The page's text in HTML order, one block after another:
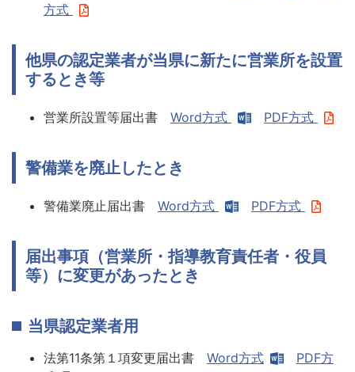
方式
他県の認定業者が当県に新たに営業所を設置
するとき等
営業所設置等届出書 Word方式 PDF方式
警備業を廃止したとき
警備業廃止届出書 Word方式 PDF方式
届出事項（営業所・指導教育責任者・役員
等）に変更があったとき
当県認定業者用
法第11条第１項変更届出書 Word方式
PDF方